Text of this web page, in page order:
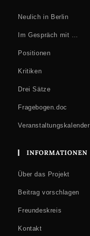
Neulich in Berlin
Im Gespräch mit …
Positionen
Kritiken
Drei Sätze
Fragebogen.doc
Veranstaltungskalender
INFORMATIONEN
Über das Projekt
Beitrag vorschlagen
Freundeskreis
Kontakt